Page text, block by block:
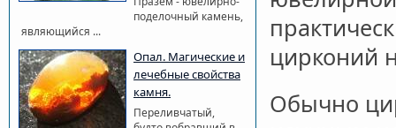
цирконий
Обычно
поделочный камень,
являющийся ...
Опал. Магические и
лечебные свойства
камня.
Переливчатый,